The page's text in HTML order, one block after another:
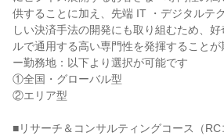
供することに加え、先端 IT ・デジタルテ
しい決済手法の開発にも取り組むため、
ルで通用する高い専門性を発揮することが
ー勤務地：以下より選択が可能です
①全国・グローバル型
②エリア型
■リサーチ＆コンサルティングコース（RC